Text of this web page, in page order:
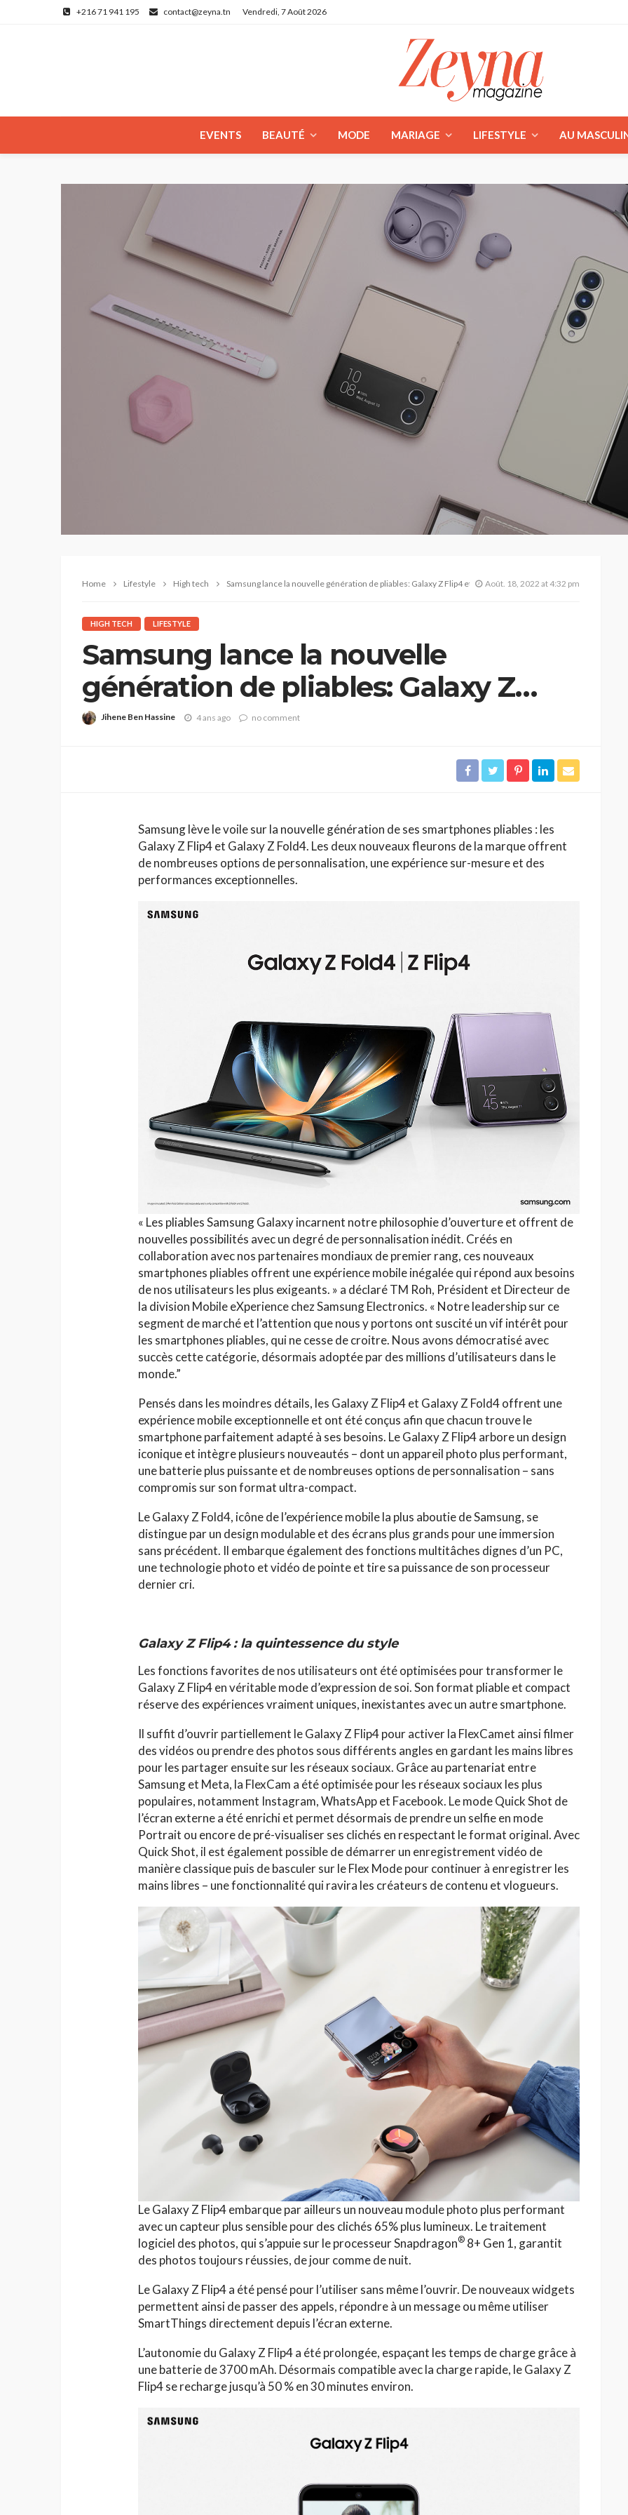
+216 71 941 195 contact@zeyna.tn Vendredi, 7 Août 2026
EVENTS BEAUTÉ MODE MARIAGE LIFESTYLE AU
Home Lifestyle High tech Samsung lance la nouvelle génération de pliables: Galaxy Z Flip4 et Galaxy Z Fold4Août. 18, 2022 at 4:32 pm
HIGH TECH LIFESTYLE
Samsung lance la nouvelle
génération de pliables: Galaxy Z
Flip4 et Galaxy Z Fold4
Jihene Ben Hassine 4 ans ago no comment
Samsung lève le voile sur la nouvelle génération de ses smartphones pliables : les
Galaxy Z Flip4 et Galaxy Z Fold4. Les deux nouveaux fleurons de la marque offrent
de nombreuses options de personnalisation, une expérience sur-mesure et des
performances exceptionnelles.
« Les pliables Samsung Galaxy incarnent notre philosophie d’ouverture et offrent de
nouvelles possibilités avec un degré de personnalisation inédit. Créés en
collaboration avec nos partenaires mondiaux de premier rang, ces nouveaux
smartphones pliables offrent une expérience mobile inégalée qui répond aux besoins
de nos utilisateurs les plus exigeants. » a déclaré TM Roh, Président et Directeur de
la division Mobile eXperience chez Samsung Electronics. « Notre leadership sur ce
segment de marché et l’attention que nous y portons ont suscité un vif intérêt pour
les smartphones pliables, qui ne cesse de croitre. Nous avons démocratisé avec
succès cette catégorie, désormais adoptée par des millions d’utilisateurs dans le
monde.”
Pensés dans les moindres détails, les Galaxy Z Flip4 et Galaxy Z Fold4 offrent une
expérience mobile exceptionnelle et ont été conçus afin que chacun trouve le
smartphone parfaitement adapté à ses besoins. Le Galaxy Z Flip4 arbore un design
iconique et intègre plusieurs nouveautés – dont un appareil photo plus performant,
une batterie plus puissanteet de nombreuses options de personnalisation – sans
compromis sur son format ultra-compact.
Le Galaxy Z Fold4, icône de l’expérience mobile la plus aboutie de Samsung, se
distingue par un design modulable et des écrans plus grands pour une immersion
sans précédent. Il embarque également des fonctions multitâches dignes d’un PC,
une technologie photo et vidéo de pointe et tire sa puissance de son processeur
dernier cri.
Galaxy Z Flip4 : la quintessence du style
Les fonctions favorites de nos utilisateurs ont été optimisées pour transformer le
Galaxy Z Flip4 en véritable mode d’expression de soi. Son format pliable et compact
réserve des expériences vraiment uniques, inexistantes avec un autre smartphone.
Il suffit d’ouvrir partiellement le Galaxy Z Flip4 pour activer la FlexCamet ainsi filmer
des vidéos ou prendre des photos sous différents angles en gardant les mains libres
pour les partager ensuite sur les réseaux sociaux. Grâce au partenariat entre
Samsung et Meta, la FlexCam a été optimisée pour les réseaux sociaux les plus
populaires, notamment Instagram, WhatsApp et Facebook. Le mode Quick Shot de
l’écran externe a été enrichi et permet désormais de prendre un selfie en mode
Portrait ou encore de pré-visualiser ses clichés en respectant le format original. Avec
Quick Shot, il est également possible de démarrer un enregistrement vidéo de
manière classique puis de basculer sur le Flex Mode pour continuer à enregistrer les
mains libres – une fonctionnalité qui ravira les créateurs de contenu et vlogueurs.
Le Galaxy Z Flip4 embarque par ailleurs un nouveau module photo plus performant
avec un capteur plus sensible pour des clichés 65% plus lumineux. Le traitement
logiciel des photos, qui s’appuie sur le processeur Snapdragon® 8+ Gen 1, garantit
des photos toujours réussies, de jour comme de nuit.
Le Galaxy Z Flip4 a été pensé pour l’utiliser sans même l’ouvrir. De nouveaux widgets
permettent ainsi de passer des appels, répondre à un message ou même utiliser
SmartThings directement depuis l’écran externe.
L’autonomie du Galaxy Z Flip4 a été prolongée, espaçant les temps de charge grâce à
une batterie de 3700 mAh. Désormais compatible avec la charge rapide, le Galaxy Z
Flip4 se recharge jusqu’à 50 % en 30 minutes environ.
HAUTE COUTURE
Chanel Croisière 2025/26 : Une
parenthèse enchantée au Lac
de Côme
Jihène Ben Hassine
HAUTE COUTURE
Dolce & Gabbana à Taormina :
quand la Sicile devient
l’Olympe
Jihène Ben Hassine